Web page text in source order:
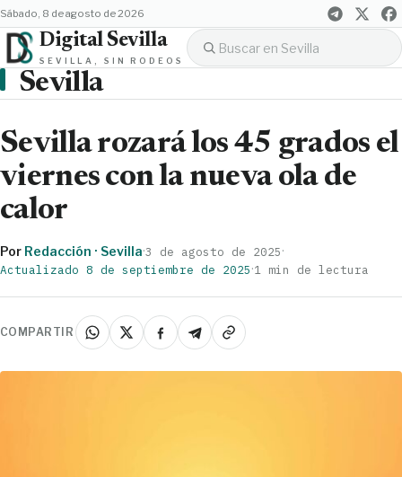
sábado, 8 de agosto de 2026
Digital Sevilla
SEVILLA, SIN RODEOS
Sevilla
Sevilla rozará los 45 grados el
viernes con la nueva ola de
calor
Por Redacción · Sevilla·3 de agosto de 2025·
Actualizado 8 de septiembre de 2025·1 min de lectura
COMPARTIR